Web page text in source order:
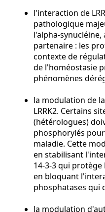
l'interaction de
pathologique
l'alpha-
partenaire : les
contexte de
de l'homéostasie
phénomènes
la modulation de
LRRK2. Certains
(hétérologues)
phosphorylés
maladie. Cette
en stabilisant
14-3-3 qui
en bloquant
phosphatases qui
la modulation